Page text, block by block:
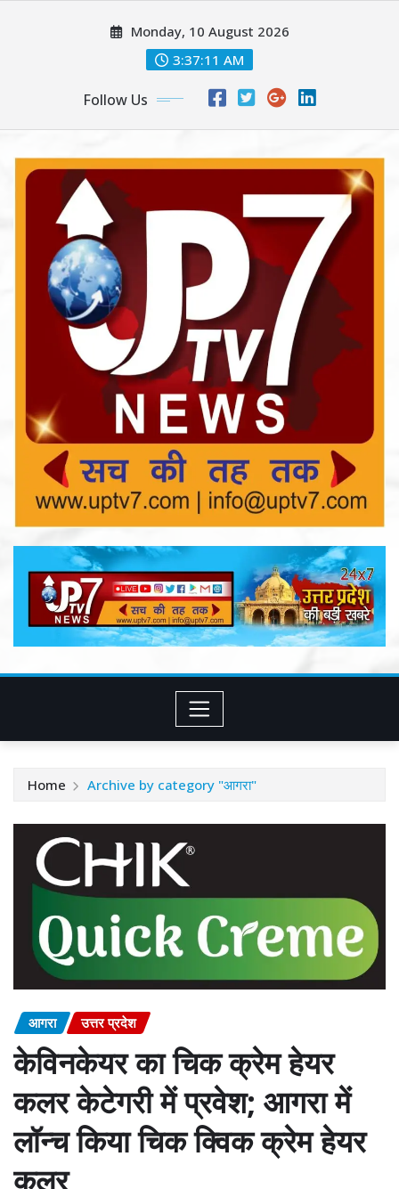
Monday, 10 August 2026
3:37:12 AM
Follow Us
Home Archive by category "आगरा"
आगरा उत्तर प्रदेश
केविनकेयर का चिक क्रेम हेयर
कलर केटेगरी में प्रवेश; आगरा में
लॉन्च किया चिक क्विक क्रेम हेयर
कलर